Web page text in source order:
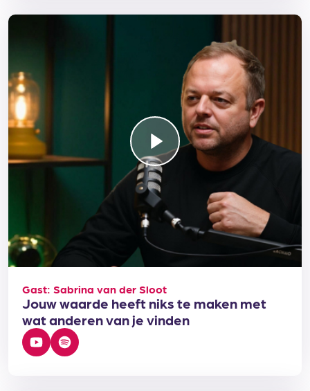
Gast: Sabrina van der Sloot
Jouw waarde heeft niks te maken met
wat anderen van je vinden